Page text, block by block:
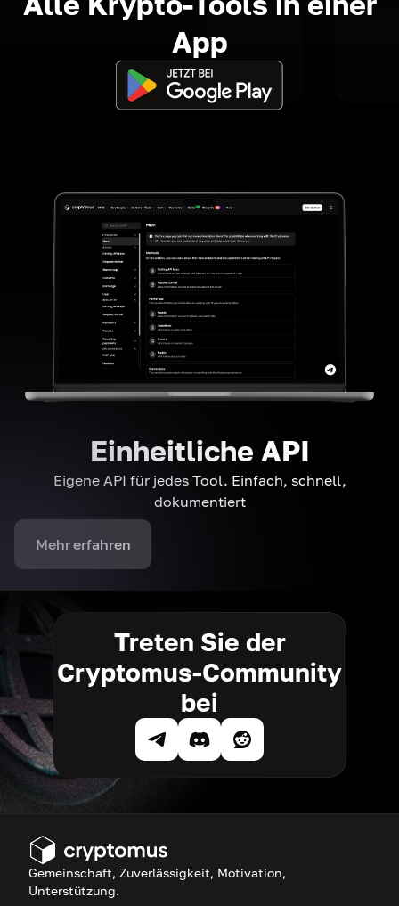
App
Einheitliche API
Eigene API für jedes Tool. Einfach, schnell,
dokumentiert
Mehr erfahren
Treten Sie der
Cryptomus-Community
bei
Gemeinschaft, Zuverlässigkeit, Motivation,
Unterstützung.